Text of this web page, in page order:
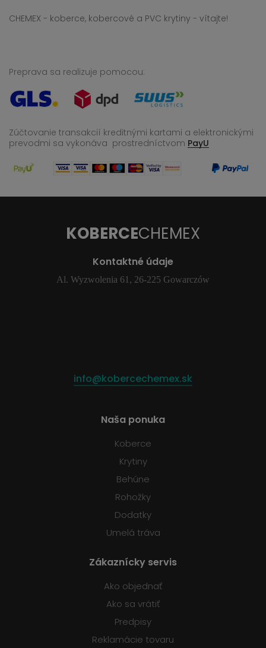
CHEMEX - koberce, kobercové a PVC krytiny - vítajte!
Preprava sa realizuje pomocou:
Zúčtovanie transakcií kreditnými kartami a elektronickými
prevodmi sa vykonáva prostredníctvom PayU
KOBERCECHEMEX
Kontaktné údaje
Al. Wyzwolenia 61, 26-225 Gowarczów
info@kobercechemex.sk
Naša ponuka
Koberce
Krytiny
Behúne
Rohožky
Dodatky
Umelá tráva
Zákaznícky servis
Ako objednať
Ako sa vrátiť
Predpisy
Reklamácie tovaru